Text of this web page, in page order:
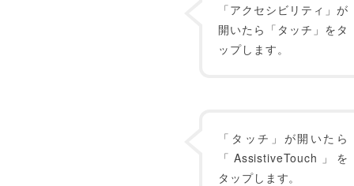
「アクセシビリティ」が
開いたら「タッチ」をタ
ップします。
「タッチ」が開いたら
「AssistiveTouch」を
タップします。